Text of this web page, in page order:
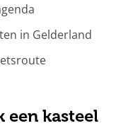
in Gelderland
een kasteel